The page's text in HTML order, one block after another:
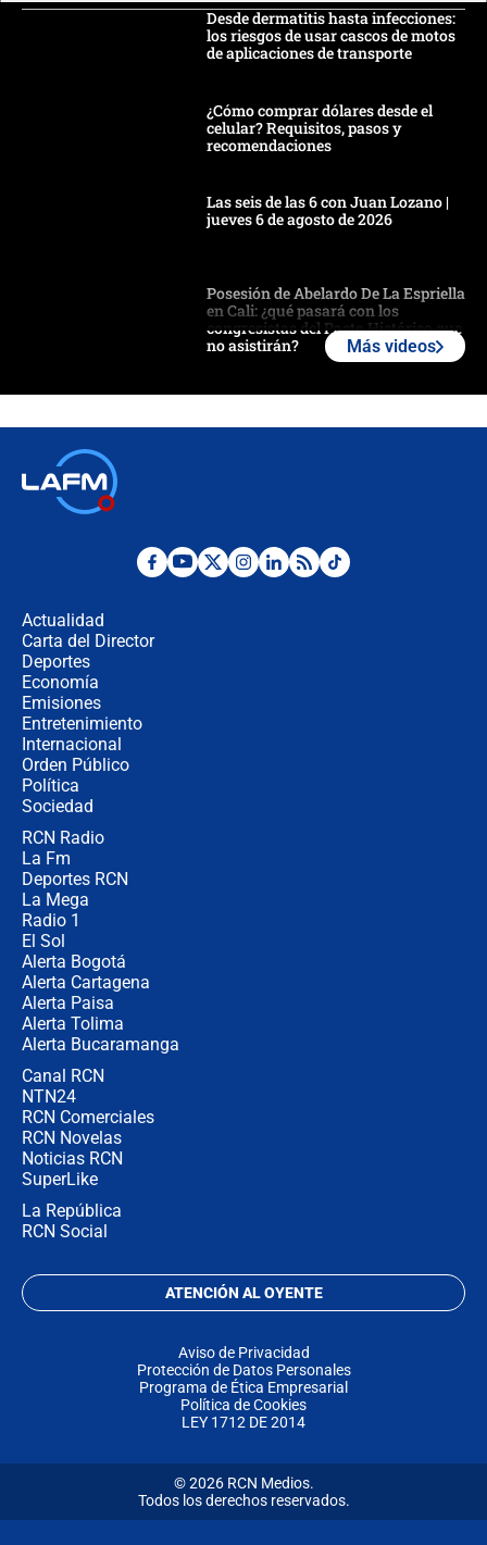
Desde dermatitis hasta infecciones:
los riesgos de usar cascos de motos
de aplicaciones de transporte
¿Cómo comprar dólares desde el
celular? Requisitos, pasos y
recomendaciones
Las seis de las 6 con Juan Lozano |
jueves 6 de agosto de 2026
Posesión de Abelardo De La Espriella
en Cali: ¿qué pasará con los
congresistas del Pacto Histórico que
no asistirán?
¿Por qué De la Espriella gobernará
Más videos
Actualidad
Carta del Director
Deportes
Economía
Emisiones
Entretenimiento
Internacional
Orden Público
Política
Sociedad
RCN Radio
La Fm
Deportes RCN
La Mega
Radio 1
El Sol
Alerta Bogotá
Alerta Cartagena
Alerta Paisa
Alerta Tolima
Alerta Bucaramanga
Canal RCN
NTN24
RCN Comerciales
RCN Novelas
Noticias RCN
SuperLike
La República
RCN Social
ATENCIÓN AL OYENTE
Aviso de Privacidad
Protección de Datos Personales
Programa de Ética Empresarial
Política de Cookies
LEY 1712 DE 2014
© 2026 RCN Medios.
Todos los derechos reservados.